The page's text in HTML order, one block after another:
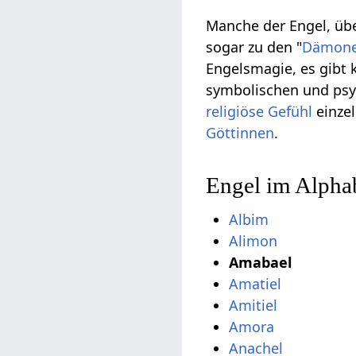
Manche der Engel,
sogar zu den "
Engelsmagie, es gibt
symbolischen und
religiöse Gefühl
Göttinnen.
Engel im
Albim
Alimon
Amabael
Amatiel
Amitiel
Amora
Anachel